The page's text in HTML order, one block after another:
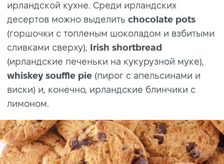
ирландской кухне. Среди ирландских
десертов можно выделить chocolate pots
(горшочки с топленым шоколадом и взбитыми
сливками сверху), Irish shortbread
(ирландские печеньки на кукурузной муке),
whiskey souffle pie (пирог с апельсинами и
виски) и, конечно, ирландские блинчики с
лимоном.